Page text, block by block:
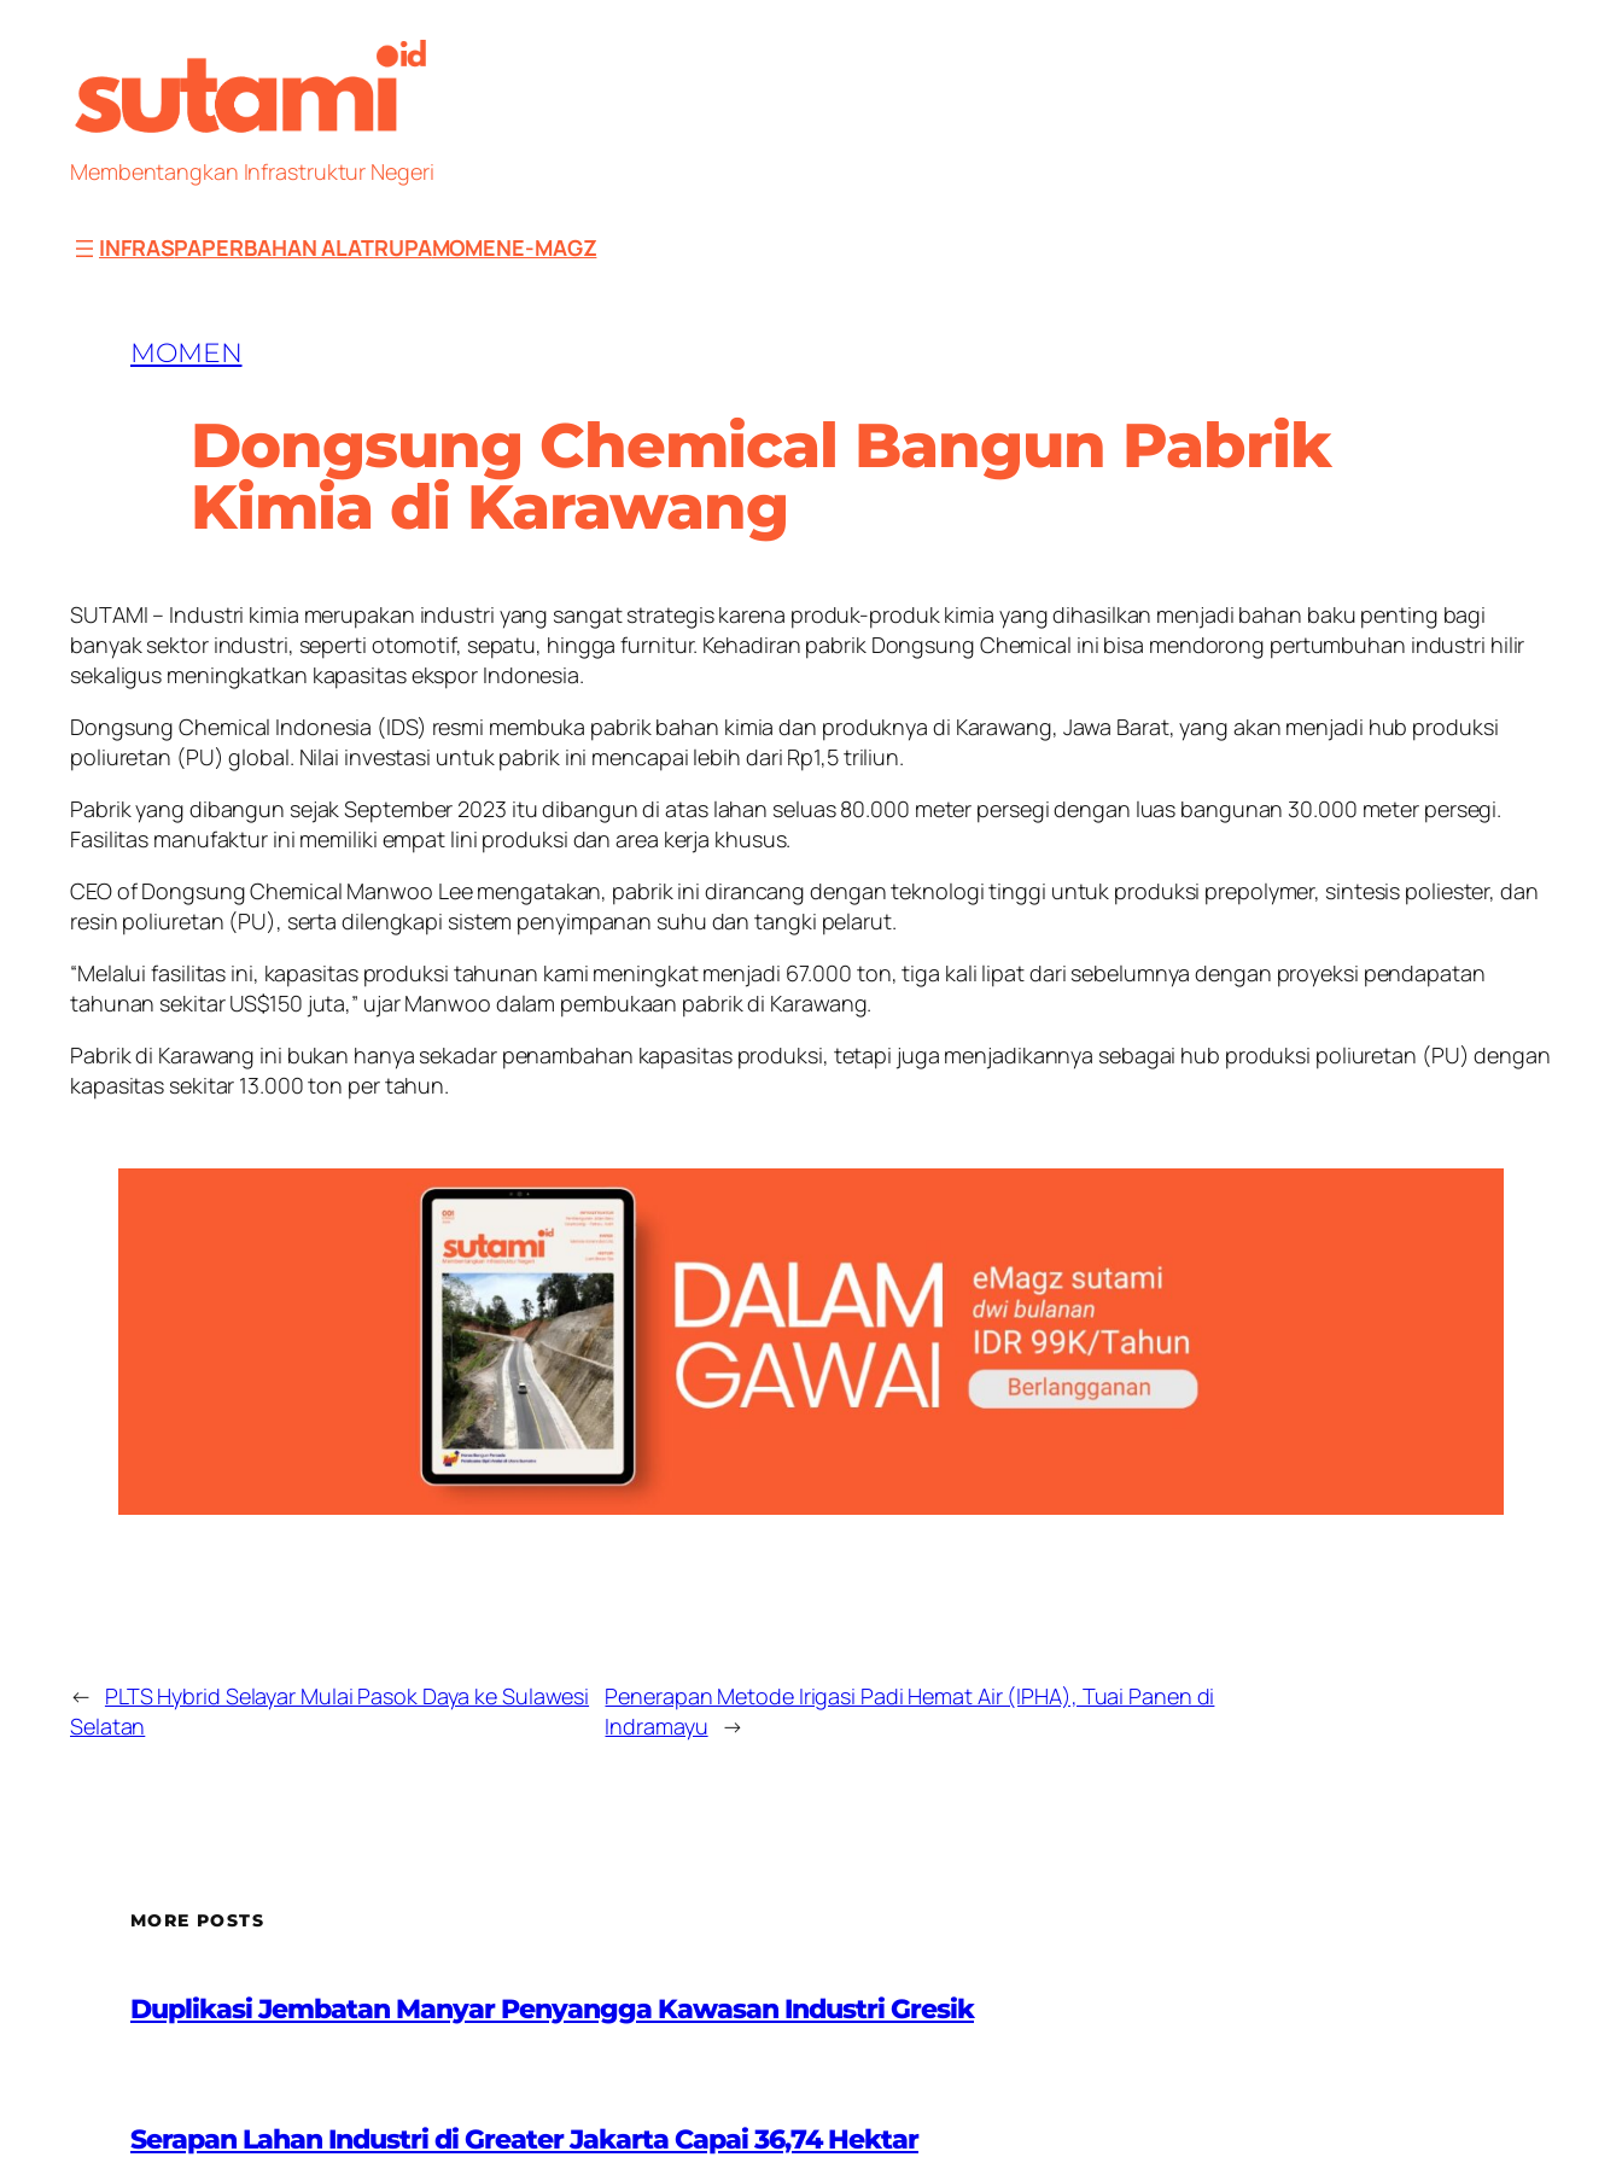
content
Membentangkan Infrastruktur Negeri
INFRASPAPERBAHAN ALATRUPAMOMENE-MAGZ
MOMEN
Dongsung Chemical Bangun Pabrik
Kimia di Karawang
SUTAMI – Industri kimia merupakan industri yang sangat strategis karena produk-produk kimia yang dihasilkan menjadi bahan baku penting bagi
banyak sektor industri, seperti otomotif, sepatu, hingga furnitur. Kehadiran pabrik Dongsung Chemical ini bisa mendorong pertumbuhan industri hilir
sekaligus meningkatkan kapasitas ekspor Indonesia.
Dongsung Chemical Indonesia (IDS) resmi membuka pabrik bahan kimia dan produknya di Karawang, Jawa Barat, yang akan menjadi hub produksi
poliuretan (PU) global. Nilai investasi untuk pabrik ini mencapai lebih dari Rp1,5 triliun.
Pabrik yang dibangun sejak September 2023 itu dibangun di atas lahan seluas 80.000 meter persegi dengan luas bangunan 30.000 meter persegi.
Fasilitas manufaktur ini memiliki empat lini produksi dan area kerja khusus.
CEO of Dongsung Chemical Manwoo Lee mengatakan, pabrik ini dirancang dengan teknologi tinggi untuk produksi prepolymer, sintesis poliester, dan
resin poliuretan (PU), serta dilengkapi sistem penyimpanan suhu dan tangki pelarut.
“Melalui fasilitas ini, kapasitas produksi tahunan kami meningkat menjadi 67.000 ton, tiga kali lipat dari sebelumnya dengan proyeksi pendapatan
tahunan sekitar US$150 juta,” ujar Manwoo dalam pembukaan pabrik di Karawang.
Pabrik di Karawang ini bukan hanya sekadar penambahan kapasitas produksi, tetapi juga menjadikannya sebagai hub produksi poliuretan (PU) dengan
kapasitas sekitar 13.000 ton per tahun.
← PLTS Hybrid Selayar Mulai Pasok Daya ke Sulawesi
Selatan
Penerapan Metode Irigasi Padi Hemat Air (IPHA), Tuai Panen di
Indramayu →
MORE POSTS
Duplikasi Jembatan Manyar Penyangga Kawasan Industri Gresik
Serapan Lahan Industri di Greater Jakarta Capai 36,74 Hektar